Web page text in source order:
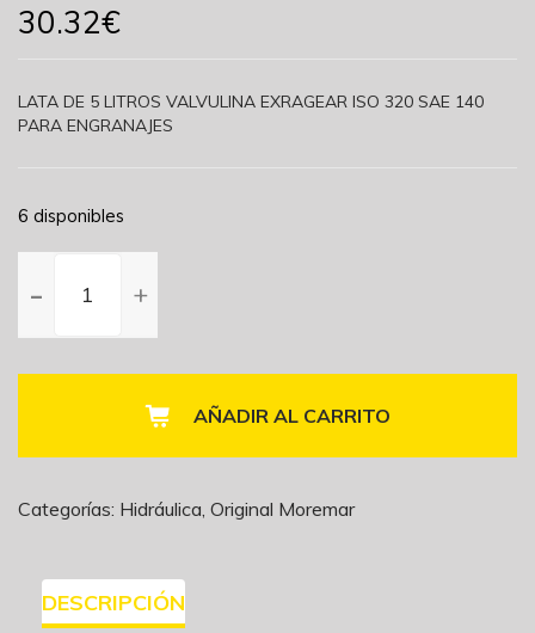
30.32€
LATA DE 5 LITROS VALVULINA EXRAGEAR ISO 320 SAE 140
PARA ENGRANAJES
6 disponibles
EXTRA
BRUGAROLAS
AÑADIR AL CARRITO
Categorías: Hidráulica Original Moremar
DESCRIPCIÓN